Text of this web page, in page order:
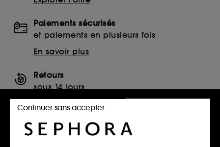
Paiements sécurisés
et paiements en plusieurs fois
En savoir plus
Retours
sous 14 jours
Retourner mon article
SERVICES, CONTACT ET CONDITIONS DES OFFRES
Continuer sans accepter